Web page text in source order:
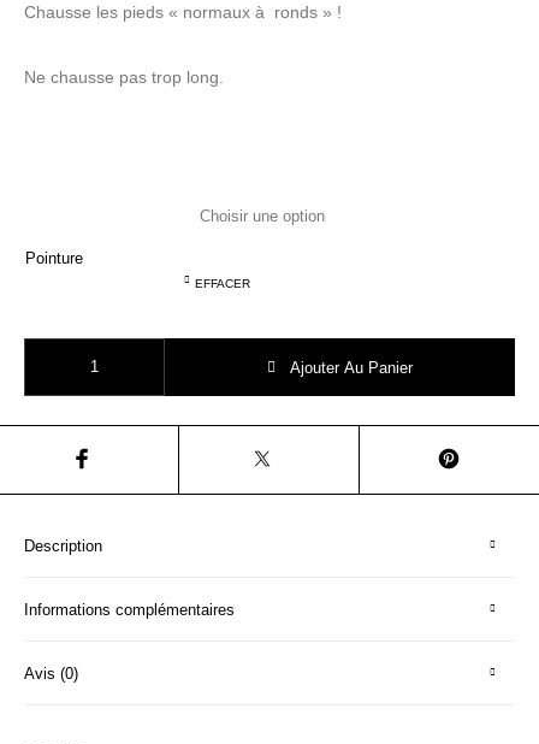
Chausse les pieds « normaux à ronds » !
Ne chausse pas trop long.
Pointure
EFFACER
Ajouter Au Panier
Description
Informations complémentaires
Avis (0)